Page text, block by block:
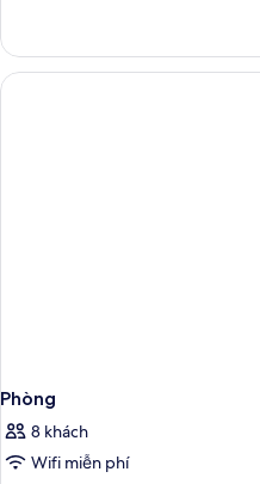
Phòng
Phòng
8 khách
Wifi miễn phí